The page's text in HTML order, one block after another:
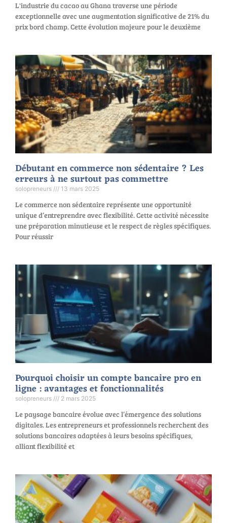
L'industrie du cacao au Ghana traverse une période
exceptionnelle avec une augmentation significative de 21% du
prix bord champ. Cette évolution majeure pour le deuxième
Débutant en commerce non sédentaire ? Les
erreurs à ne surtout pas commettre
solopreneurs 13 mars 2025
Le commerce non sédentaire représente une opportunité
unique d’entreprendre avec flexibilité. Cette activité nécessite
une préparation minutieuse et le respect de règles spécifiques.
Pour réussir
Pourquoi choisir un compte bancaire pro en
ligne : avantages et fonctionnalités
solopreneurs 2 mars 2025
Le paysage bancaire évolue avec l’émergence des solutions
digitales. Les entrepreneurs et professionnels recherchent des
solutions bancaires adaptées à leurs besoins spécifiques,
alliant flexibilité et